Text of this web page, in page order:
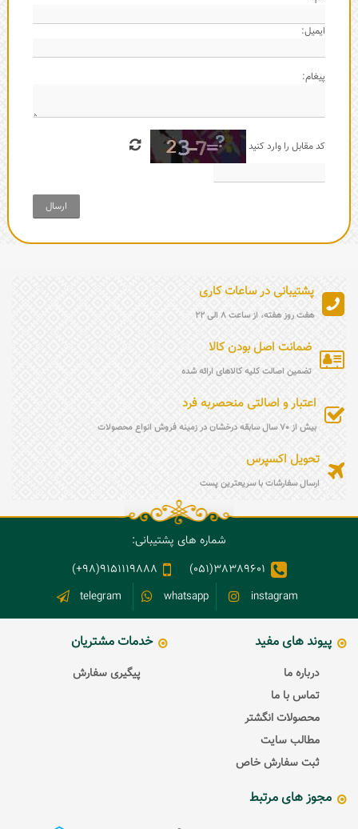
ایمیل:
پیغام:
کد مقابل را وارد کنید
ارسال
پشتیبانی در ساعات کاری
هفت روز هفته، از ساعت 8 الی 22
ضمانت اصل بودن کالا
تضمین اصالت کلیه کالاهای ارائه شده
اعتبار و اصالتی منحصربه فرد
بیش از 70 سال سابقه درخشان در زمینه فروش انواع محصولات
تحویل اکسپرس
ارسال سفارشات با سریعترین پست
شماره های پشتیبانی:
38389601(051)
9151119888(98+)
instagram
whatsapp
telegram
پیوند های مفید
درباره ما
تماس با ما
محصولات انگشتر
مطالب سایت
ثبت سفارش خاص
خدمات مشتریان
پیگیری سفارش
مجوز های مرتبط